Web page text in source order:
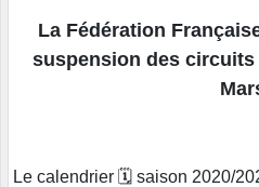
La Fédération
suspension des circuits
Le calendrier 🗓 saison 2020/